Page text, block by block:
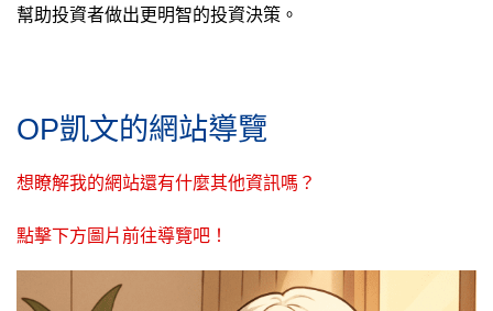
幫助投資者做出更明智的投資決策。
OP凱文的網站導覽
想瞭解我的網站還有什麼其他資訊嗎？
點擊下方圖片前往導覽吧！